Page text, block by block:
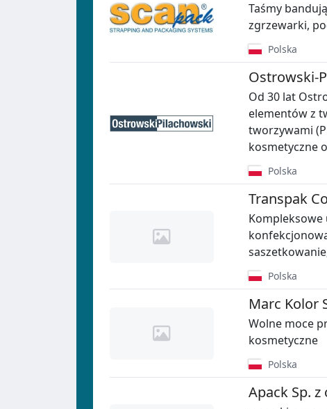
Taśmy
zgrzewarki,
Polska
Ostrowski-
Od 30 lat
elementów z
tworzywami
kosmetyczne
Polska
Transpak
Kompleksowe
Polska
Marc Kolor
Wolne moce
kosmetyczne
Polska
Apack Sp. z